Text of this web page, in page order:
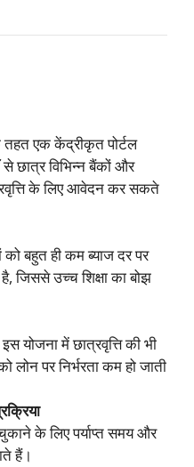
के तहत एक केंद्रीकृत पोर्टल
से छात्र विभिन्न बैंकों और
के लिए आवेदन कर सकते
बहुत ही कम ब्याज दर पर
जिससे उच्च शिक्षा का बोझ
योजना में छात्रवृत्ति की भी
लोन पर निर्भरता कम हो जाती
के लिए पर्याप्त समय और
हैं।